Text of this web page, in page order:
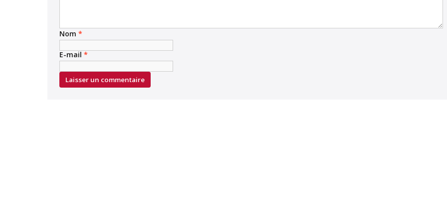
Nom *
E-mail *